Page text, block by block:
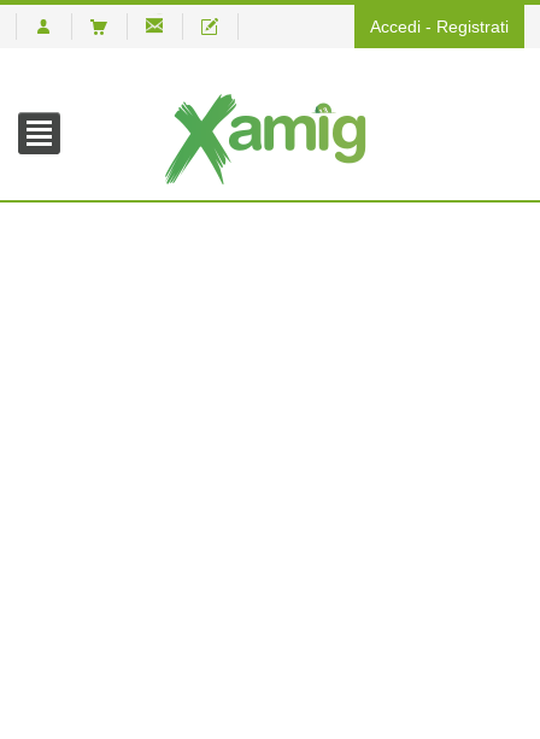
Accedi - Registrati